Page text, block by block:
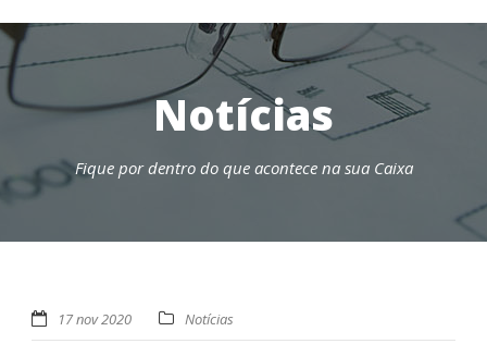
Notícias
Fique por dentro do que acontece na sua Caixa
17 nov 2020 Notícias